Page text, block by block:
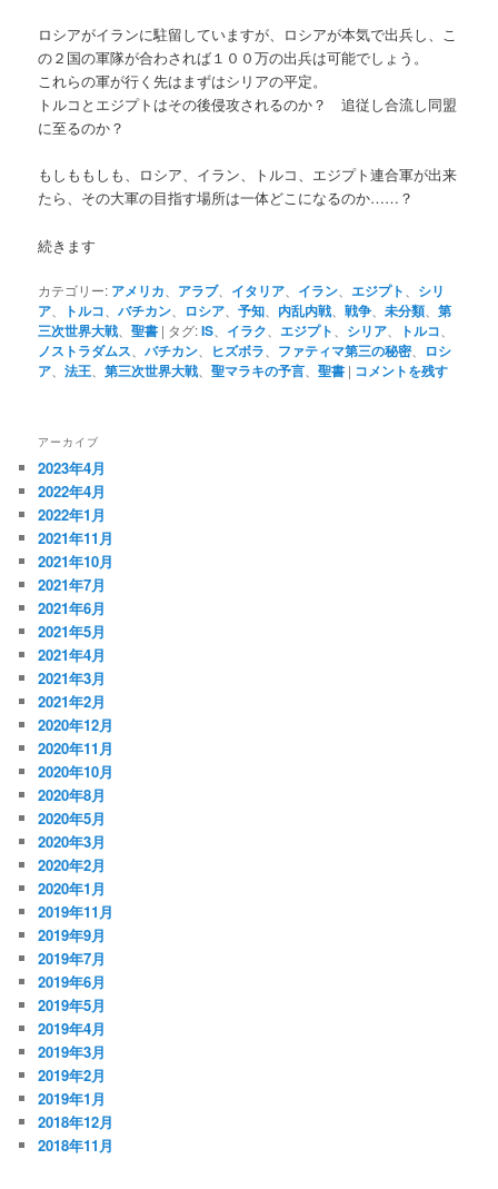
ロシアがイランに駐留していますが、ロシアが本気で出兵し、こ
の２国の軍隊が合わされば１００万の出兵は可能でしょう。
これらの軍が行く先はまずはシリアの平定。
トルコとエジプトはその後侵攻されるのか？ 追従し合流し同盟
に至るのか？
もしももしも、ロシア、イラン、トルコ、エジプト連合軍が出来
たら、その大軍の目指す場所は一体どこになるのか……？
続きます
カテゴリー: アメリカ アラブ、 イタリア イラン エジプト
シリ
ア
トルコ 、バチカン ロシア 、予知 内乱内戦 、戦争 、未分類 、第
三次世界大戦 、聖書 | タグ:IS イラク エジプト シリア トルコ
ノストラダムス 、バチカン ヒズボラ ファティマ第三の秘密、
ロシ
ア 、法王 、第三次世界大戦 、聖マラキの予言 、聖書 | コメントを残す
アーカイブ
2023年4月
2022年4月
2022年1月
2021年11月
2021年10月
2021年7月
2021年6月
2021年5月
2021年4月
2021年3月
2021年2月
2020年12月
2020年11月
2020年10月
2020年8月
2020年5月
2020年3月
2020年2月
2020年1月
2019年11月
2019年9月
2019年7月
2019年6月
2019年5月
2019年4月
2019年3月
2019年2月
2019年1月
2018年12月
2018年11月